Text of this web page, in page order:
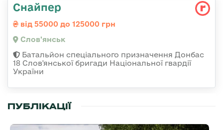
Снайпер
від 55000 до 125000 грн
Слов'янськ
Батальйон спеціального призначення Донбас
18 Слов'янської бригади Національної гвардії
України
ПУБЛІКАЦІЇ